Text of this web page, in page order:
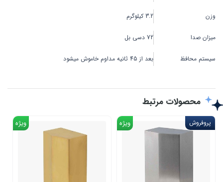
وزن 3.2 کیلوگرم
میزان صدا 72 دسی بل
سیستم محافظ بعد از 45 ثانیه مداوم خاموش میشود
محصولات مرتبط
پروفروش ویژه ویژه